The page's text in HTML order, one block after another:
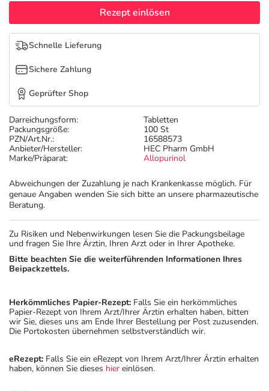
Tierapotheke
Vitamine & Mineralstoffe
Marken
Salus Deals
Darreichungsform:
Tabletten
Packungsgröße:
100 St
PZN/Art.Nr.:
16588573
Anbieter/Hersteller:
HEC Pharm GmbH
Marke/Präparat:
Allopurinol
Abweichungen der Zuzahlung je nach Krankenkasse möglich. Für
genaue Angaben wenden Sie sich bitte an unsere pharmazeutische
Beratung.
Rezept einlösen
Schnelle Lieferung
Sichere Zahlung
Geprüfter Shop
Zu Risiken und Nebenwirkungen lesen Sie die Packungsbeilage
und fragen Sie Ihre Ärztin, Ihren Arzt oder in Ihrer Apotheke.
Bitte beachten Sie die weiterführenden Informationen Ihres
Beipackzettels.
Herkömmliches Papier-Rezept: Falls Sie ein herkömmliches
Papier-Rezept von Ihrem Arzt/Ihrer Ärztin erhalten haben, bitten
wir Sie, dieses uns am Ende Ihrer Bestellung per Post zuzusenden.
Die Portokosten übernehmen selbstverständlich wir.
eRezept: Falls Sie ein eRezept von Ihrem Arzt/Ihrer Ärztin erhalten
haben, können Sie dieses hier einlösen.